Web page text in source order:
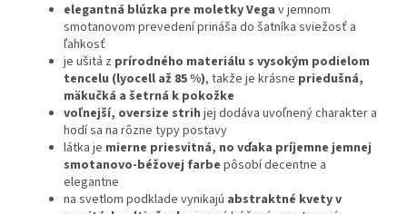
elegantná blúzka pre moletky Vega v jemnom
smotanovom prevedení prináša do šatníka sviežosť a
ľahkosť
je ušitá z prírodného materiálu s vysokým podielom
tencelu (lyocell až 85 %), takže je krásne priedušná,
mäkučká a šetrná k pokožke
voľnejší, oversize strih jej dodáva uvoľnený charakter a
hodí sa na rôzne typy postavy
látka je mierne priesvitná, no vďaka príjemne jemnej
smotanovo-béžovej farbe pôsobí decentne a
elegantne
na svetlom podklade vynikajú abstraktné kvety v